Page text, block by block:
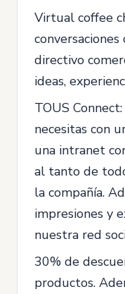
Virtual coffee
directivo
ideas,
TOUS
necesitas con
una intranet
al tanto de
la compañía.
impresiones y
nuestra red
30% de
productos.